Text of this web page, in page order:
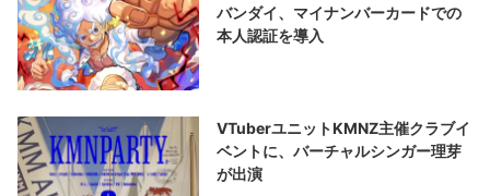
バンダイ、マイナンバーカードでの
本人認証を導入
VTuberユニットKMNZ主催クラブイ
ベントに、バーチャルシンガー理芽
が出演